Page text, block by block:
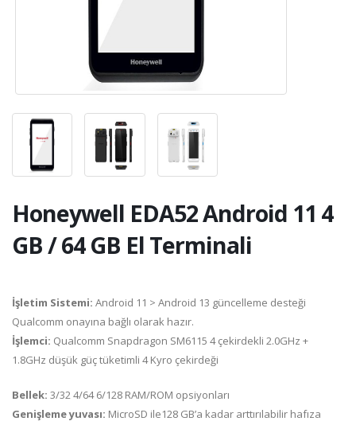
Honeywell EDA52 Android 11 4
GB / 64 GB El Terminali
İşletim Sistemi: Android 11 > Android 13 güncelleme desteği
Qualcomm onayına bağlı olarak hazır.
İşlemci: Qualcomm Snapdragon SM6115 4 çekirdekli 2.0GHz +
1.8GHz düşük güç tüketimli 4 Kyro çekirdeği
Bellek: 3/32 4/64 6/128 RAM/ROM opsiyonları
Genişleme yuvası: MicroSD ile128 GB’a kadar arttırılabilir hafıza